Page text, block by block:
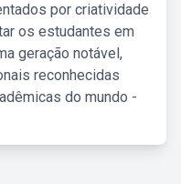
por criatividade
os estudantes em
geração notável,
reconhecidas
do mundo -